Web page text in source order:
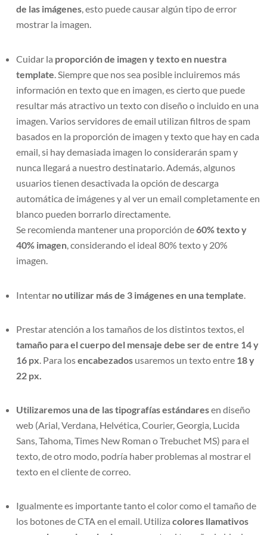
de las imágenes, esto puede causar algún tipo de error
mostrar la imagen.
Cuidar la proporción de imagen y texto en nuestra
template. Siempre que nos sea posible incluiremos más
información en texto que en imagen, es cierto que puede
resultar más atractivo un texto con diseño o incluido en una
imagen. Varios servidores de email utilizan filtros de spam
basados en la proporción de imagen y texto que hay en cada
email, si hay demasiada imagen lo considerarán spam y
nunca llegará a nuestro destinatario. Además, algunos
usuarios tienen desactivada la opción de descarga
automática de imágenes y al ver un email completamente en
blanco pueden borrarlo directamente.
Se recomienda mantener una proporción de60% texto y
40% imagen, considerando el ideal 80% texto y 20%
imagen.
Intentar no utilizar más de 3 imágenes en una template.
Prestar atención a los tamaños de los distintos textos, el
tamaño para el cuerpo del mensaje debe ser de entre 14 y
16 px. Para losencabezados usaremos un texto entre 18 y
22 px.
Utilizaremos una de las tipografías estándaresen diseño
web (Arial, Verdana, Helvética, Courier, Georgia, Lucida
Sans, Tahoma, Times New Roman o Trebuchet MS) para el
texto, de otro modo, podría haber problemas al mostrar el
texto en el cliente de correo.
Igualmente es importante tanto el color como el tamaño de
los botones de CTA en el email. Utilizacolores llamativos